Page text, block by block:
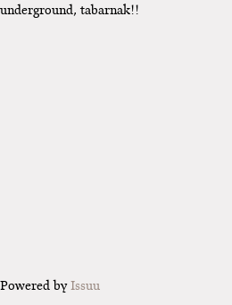
underground, tabarnak!!
Powered byIssuu